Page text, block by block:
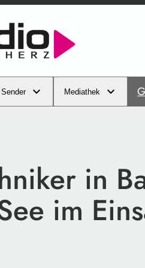
Mediathek
in
im